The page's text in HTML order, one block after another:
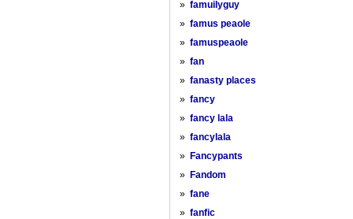
» famuilyguy
» famus peaole
» famuspeaole
» fan
» fanasty places
» fancy
» fancy lala
» fancylala
» Fancypants
» Fandom
» fane
» fanfic